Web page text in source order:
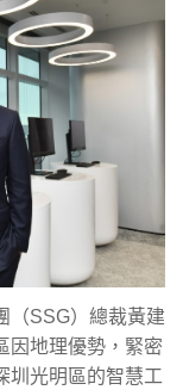
（SSG）總裁黃建
因地理優勢，緊密
圳光明區的智慧工